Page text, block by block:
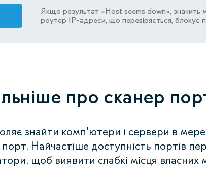
Якщо результат «Host seems down», значить
роутер IP-адреси, що перевіряється, блокує
про сканер
знайти комп'ютери і сервери в
Найчастіше доступність портів
щоб виявити слабкі місця власних